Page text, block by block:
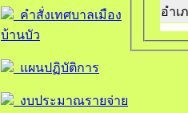
คำสั่งเทศบาลเมือง
บ้านบัว
แผนปฏิบัติการ
งบประมาณรายจ่าย
อำเ